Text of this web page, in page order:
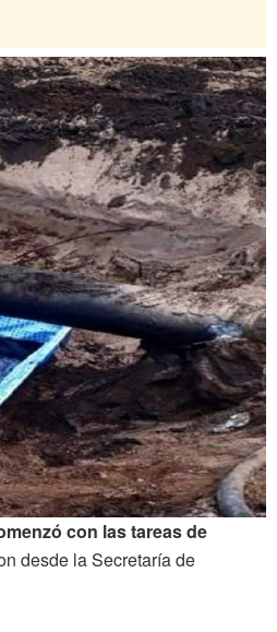
con las tareas de
desde la Secretaría de